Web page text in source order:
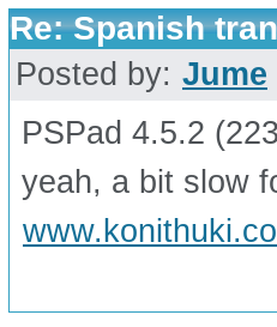
Re: Spanish
Posted by: Jume
PSPad 4.5.2
yeah, a bit slow